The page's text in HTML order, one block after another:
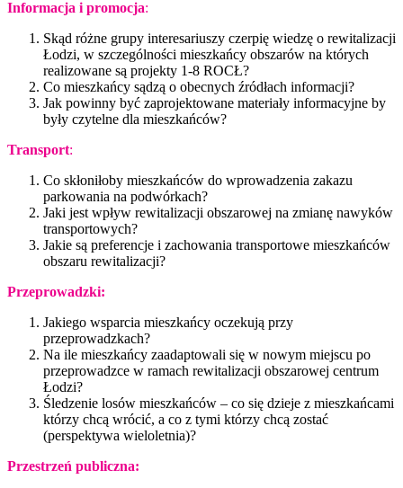
Informacja i promocja:
Skąd różne grupy interesariuszy czerpię wiedzę o rewitalizacji
Łodzi, w szczególności mieszkańcy obszarów na których
realizowane są projekty 1-8 ROCŁ?
Co mieszkańcy sądzą o obecnych źródłach informacji?
Jak powinny być zaprojektowane materiały informacyjne by
były czytelne dla mieszkańców?
Transport:
Co skłoniłoby mieszkańców do wprowadzenia zakazu
parkowania na podwórkach?
Jaki jest wpływ rewitalizacji obszarowej na zmianę nawyków
transportowych?
Jakie są preferencje i zachowania transportowe mieszkańców
obszaru rewitalizacji?
Przeprowadzki:
Jakiego wsparcia mieszkańcy oczekują przy
przeprowadzkach?
Na ile mieszkańcy zaadaptowali się w nowym miejscu po
przeprowadzce w ramach rewitalizacji obszarowej centrum
Łodzi?
Śledzenie losów mieszkańców – co się dzieje z mieszkańcami
którzy chcą wrócić, a co z tymi którzy chcą zostać
(perspektywa wieloletnia)?
Przestrzeń publiczna: